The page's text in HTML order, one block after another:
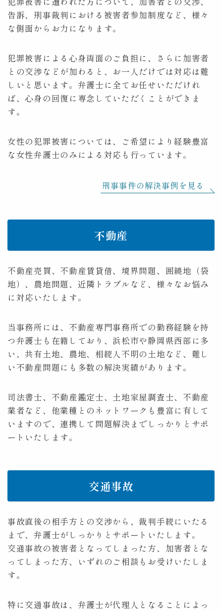
告訴、刑事裁判における被害者参加制度など、様々
な側面からお力になります。
犯罪被害による心身両面のご負担に、さらに加害者
との交渉などが加わると、お一人だけでは対応は難
しいと思います。弁護士に全てお任せいただけれ
ば、心身の回復に専念していただくことができま
す。
女性の犯罪被害については、ご希望により経験豊富
な女性弁護士のみによる対応も行っています。
刑事事件の解決事例を見る
不動産
不動産売買、不動産賃貸借、境界問題、囲繞地（袋
地）、農地問題、近隣トラブルなど、様々なお悩み
に対応いたします。
当事務所には、不動産専門事務所での勤務経験を持
つ弁護士も在籍しており、浜松市や静岡県西部に多
い、共有土地、農地、相続人不明の土地など、難し
い不動産問題にも多数の解決実績があります。
司法書士、不動産鑑定士、土地家屋調査士、不動産
業者など、他業種とのネットワークも豊富に有して
いますので、連携して問題解決までしっかりとサポ
ートいたします。
交通事故
事故直後の相手方との交渉から、裁判手続にいたる
まで、弁護士がしっかりとサポートいたします。
交通事故の被害者となってしまった方、加害者とな
ってしまった方、いずれのご相談もお受けいたしま
す。
特に交通事故は、弁護士が代理人となることによっ